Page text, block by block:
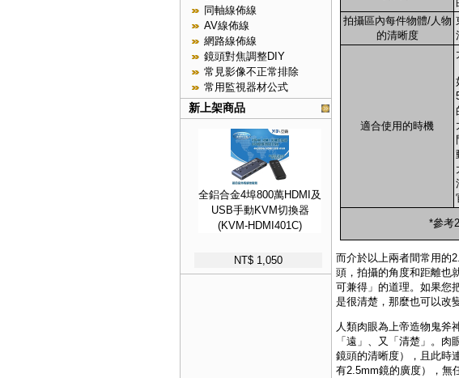
同軸線佈線
AV線佈線
網路線佈線
鏡頭對焦調整DIY
常見影像不正常排除
常用監視器材公式
新上架商品
全鋁合金4埠800萬HDMI及
USB手動KVM切換器
(KVM-HDMI401C)
NT$ 1,050
拍攝區內每件物體/人物
的清晰度
適合使用的時機
*參考
而介於以上兩者間常用的
頭，拍攝的角度和距離也
可兼得」的道理。如果您
是很清楚，那麼也可以改
人類肉眼為上帝造物鬼斧
「遠」、又「清楚」。
鏡頭的清晰度），且此時
有2.5mm鏡的廣度），無